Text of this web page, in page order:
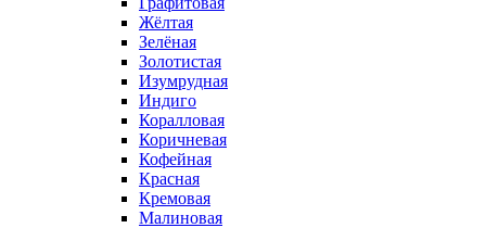
Жёлтая
Зелёная
Золотистая
Изумрудная
Индиго
Коралловая
Коричневая
Кофейная
Красная
Кремовая
Малиновая